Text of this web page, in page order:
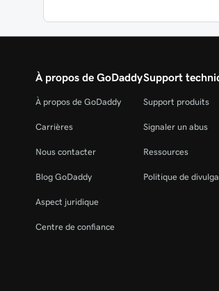
À propos de GoDaddy
À propos de GoDaddy
Carrières
Nous contacter
Blog GoDaddy
Aspect juridique
Centre de confiance
Support
Support produits
Signaler un abus
Ressources
Politique de